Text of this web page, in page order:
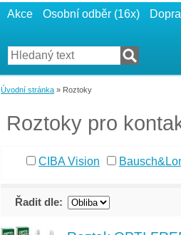
Akce Osobní odběr (16x)
Úvodní stránka » Roztoky
Roztoky pro
CIBA Vision
Řadit dle: